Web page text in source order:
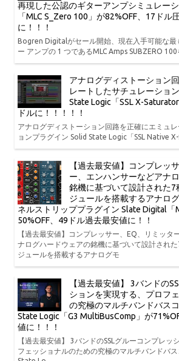
再現した公認のギターアンプシミュレー
「MLC S_Zero 100」が82%OFF、17ドル
に！！！
Bogren Digitalがセール開始、現在入手可能な最
ー アンプの 1 つであるMLC Amps SUBZERO
アナログディストーション
レートしたサチュレーショ
State Logic「SSL X-
ドルに！！！！！
アナログディストーション回路を正確にエミュ
ョンプラグイン Solid State Logic「SSL Native
【過去最安値】コンプレッ
ー、エンハンサーなどアナ
銘機に基づいて設計された7
ジュールを搭載するアナロ
ネルストリッププラグイン Slate Digital
50%OFF、49ドル過去最安値に！！
【過去最安値】コンプレッサー、EQ、リミッタ
ナログハードウェアの銘機に基づいて設計され
ジュールを搭載するアナログモ
【過去最安値】 3バンドの
ションを実現する、プロフ
の究極のマルチバンドバス
State Logic「G3 MultiBusComp」が
値に！！！
【過去最安値】 3バンドのSSLグルーコンプレッ
フェッショナルのための究極のマルチバンドバ